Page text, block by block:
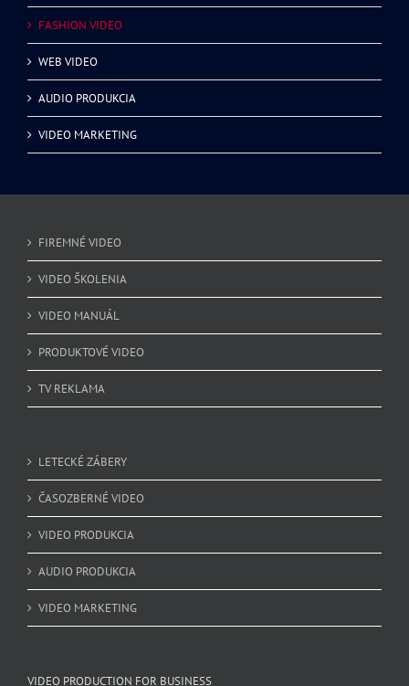
FASHION VIDEO
WEB VIDEO
AUDIO PRODUKCIA
VIDEO MARKETING
FIREMNÉ VIDEO
VIDEO ŠKOLENIA
VIDEO MANUÁL
PRODUKTOVÉ VIDEO
TV REKLAMA
LETECKÉ ZÁBERY
ČASOZBERNÉ VIDEO
VIDEO PRODUKCIA
AUDIO PRODUKCIA
VIDEO MARKETING
VIDEO PRODUCTION FOR BUSINESS